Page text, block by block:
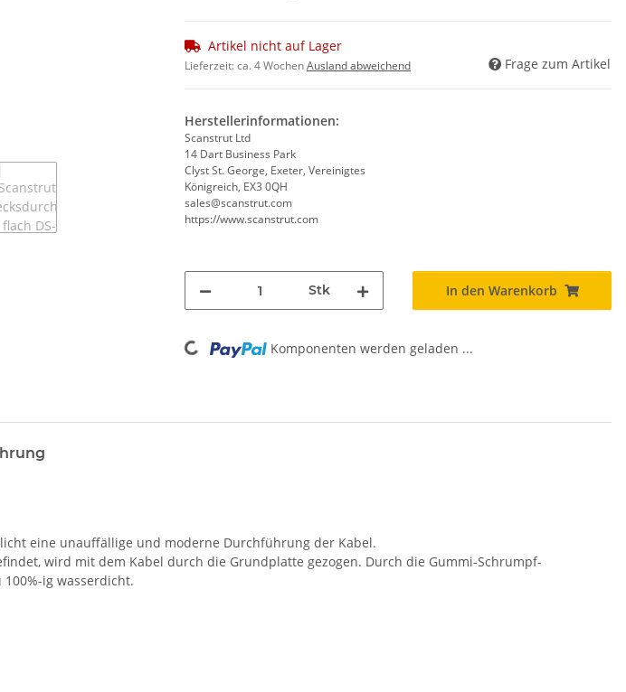
Artikel nicht auf Lager
Lieferzeit:ca. 4 WochenAusland abweichend Frage zum Artikel
Herstellerinformationen:
Scanstrut Ltd
14 Dart Business Park
Clyst St. George, Exeter, Vereinigtes
Königreich, EX3 0QH
sales@scanstrut.com
https://www.scanstrut.com
Stk In den Warenkorb
Loading... Komponenten werden geladen ...
eine unauffällige und moderne Durchführung der Kabel.
wird mit dem Kabel durch die Grundplatte gezogen. Durch die Gummi-Schrumpf-
ig wasserdicht.